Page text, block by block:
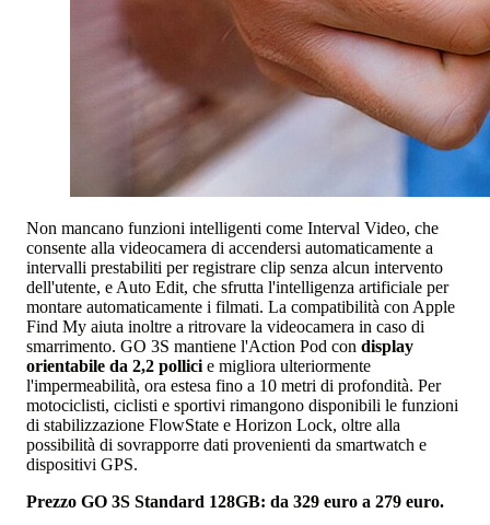
Non mancano funzioni intelligenti come Interval Video, che
consente alla videocamera di accendersi automaticamente a
intervalli prestabiliti per registrare clip senza alcun intervento
dell'utente, e Auto Edit, che sfrutta l'intelligenza artificiale per
montare automaticamente i filmati. La compatibilità con Apple
Find My aiuta inoltre a ritrovare la videocamera in caso di
smarrimento. GO 3S mantiene l'Action Pod con display
orientabile da 2,2 pollici e migliora ulteriormente
l'impermeabilità, ora estesa fino a 10 metri di profondità. Per
motociclisti, ciclisti e sportivi rimangono disponibili le funzioni
di stabilizzazione FlowState e Horizon Lock, oltre alla
possibilità di sovrapporre dati provenienti da smartwatch e
dispositivi GPS.
Prezzo GO 3S Standard 128GB: da 329 euro a 279 euro.